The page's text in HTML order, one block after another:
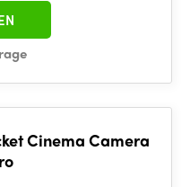
Cinema Camera